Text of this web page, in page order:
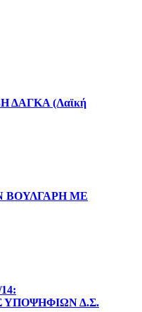
ΔΑΓΚΑ (Λαϊκή
ΒΟΥΛΓΑΡΗ ΜΕ
ΥΠΟΨΗΦΙΩΝ Δ.Σ.